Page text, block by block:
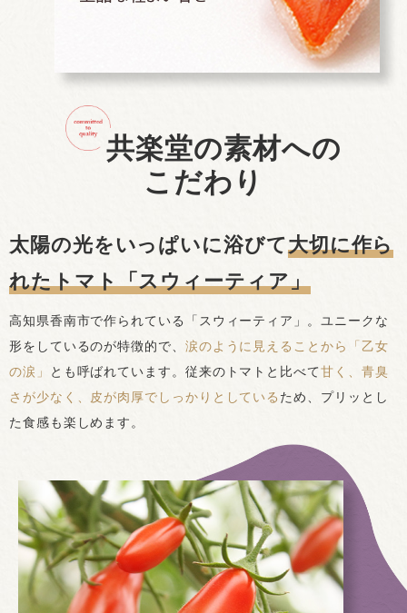
共楽堂の素材への
こだわり
太陽の光をいっぱいに浴びて大切に作ら
れたトマト「スウィーティア」
高知県香南市で作られている「スウィーティア」。ユニークな
形をしているのが特徴的で、 涙のように見えることから「乙女
の涙」 とも呼ばれています。従来のトマトと比べて甘く、青臭
さが少なく、皮が肉厚でしっかりとしている ため、プリッとし
た食感も楽しめます。